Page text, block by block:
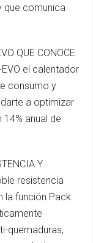
que comunica
QUE CONOCE
EVO el calentador
consumo y
a optimizar
anual de
Y
resistencia
la función Pack
quemaduras,